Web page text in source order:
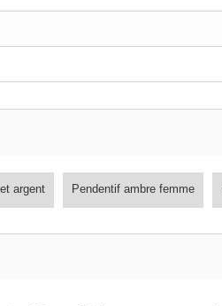
argent Pendentif ambre femme